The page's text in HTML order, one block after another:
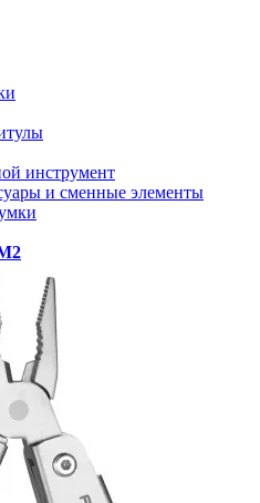
инструмент
и сменные элементы